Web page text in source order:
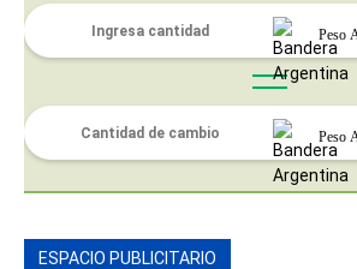
ESPACIO PUBLICITARIO